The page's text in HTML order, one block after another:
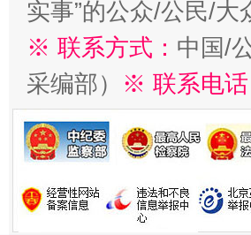
实事”的公众/公民/
※ 联系方式： 中国/
采编部） ※ 联系电话